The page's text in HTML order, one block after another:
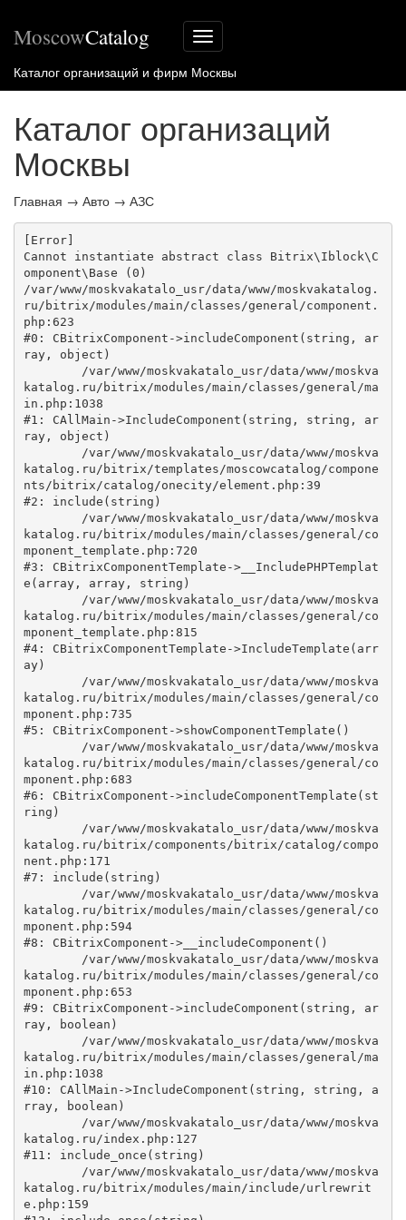
Меню
сайта
MoscowCatalog
Каталог организаций и фирм Москвы
Каталог организаций
Москвы
Главная → Авто → АЗС
[Error]
Cannot instantiate abstract class Bitrix\Iblock\C
omponent\Base (0)
/var/www/moskvakatalo_usr/data/www/moskvakatalog.
ru/bitrix/modules/main/classes/general/component.
php:623
#0: CBitrixComponent->includeComponent(string, ar
ray, object)
katalog.ru/bitrix/modules/main/classes/general/ma
in.php:1038
#1: CAllMain->IncludeComponent(string, string, ar
ray, object)
katalog.ru/bitrix/templates/moscowcatalog/compone
nts/bitrix/catalog/onecity/element.php:39
#2: include(string)
katalog.ru/bitrix/modules/main/classes/general/co
mponent_template.php:720
#3: CBitrixComponentTemplate->__IncludePHPTemplat
e(array, array, string)
katalog.ru/bitrix/modules/main/classes/general/co
mponent_template.php:815
#4: CBitrixComponentTemplate->IncludeTemplate(arr
ay)
katalog.ru/bitrix/modules/main/classes/general/co
mponent.php:735
#5: CBitrixComponent->showComponentTemplate()
katalog.ru/bitrix/modules/main/classes/general/co
mponent.php:683
#6: CBitrixComponent->includeComponentTemplate(st
ring)
katalog.ru/bitrix/components/bitrix/catalog/compo
nent.php:171
#7: include(string)
katalog.ru/bitrix/modules/main/classes/general/co
mponent.php:594
#8: CBitrixComponent->__includeComponent()
katalog.ru/bitrix/modules/main/classes/general/co
mponent.php:653
#9: CBitrixComponent->includeComponent(string, ar
ray, boolean)
katalog.ru/bitrix/modules/main/classes/general/ma
in.php:1038
#10: CAllMain->IncludeComponent(string, string, a
rray, boolean)
katalog.ru/index.php:127
#11: include_once(string)
katalog.ru/bitrix/modules/main/include/urlrewrit
e.php:159